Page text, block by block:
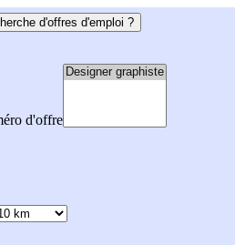
d'offres d'emploi ?
d'offre